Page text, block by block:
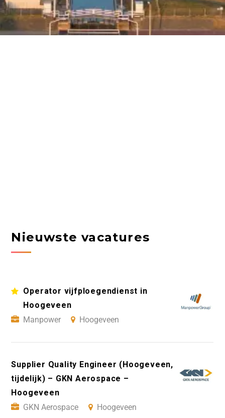
Nieuwste vacatures
Operator vijfploegendienst in
Hoogeveen
Manpower
Hoogeveen
Supplier Quality Engineer (Hoogeveen,
tijdelijk) – GKN Aerospace –
Hoogeveen
GKN Aerospace
Hoogeveen